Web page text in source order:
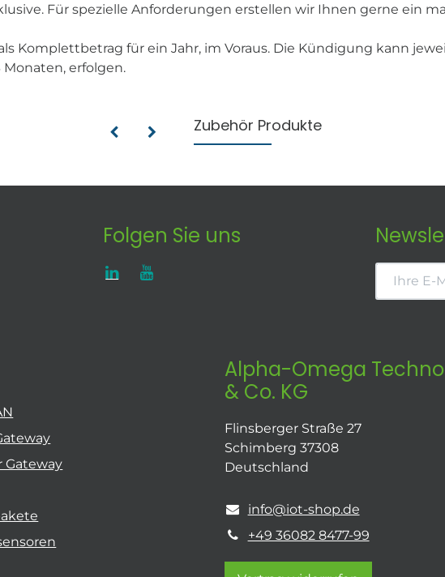
Für spezielle Anforderungen erstellen wir Ihnen gerne ein
Komplettbetrag für ein Jahr, im Voraus. Die Kündigung kann
erfolgen.
Zubehör Produkte
Folgen Sie uns
Gateway
Alpha-Omega
& Co. KG
Flinsberger Straße 27
Schimberg 37308
Deutschland
info@iot-shop.de
+49 36082 8477-99